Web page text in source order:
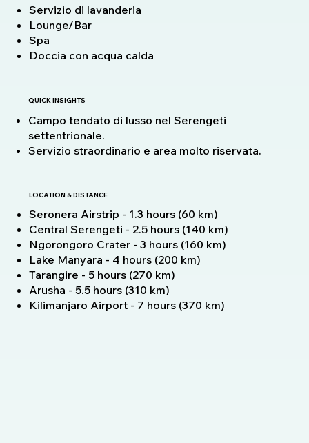
Servizio di lavanderia
Lounge/Bar
Spa
Doccia con acqua calda
QUICK INSIGHTS
Campo tendato di lusso nel Serengeti
settentrionale.
Servizio straordinario e area molto riservata.
LOCATION & DISTANCE
Seronera Airstrip - 1.3 hours (60 km)
Central Serengeti - 2.5 hours (140 km)
Ngorongoro Crater - 3 hours (160 km)
Lake Manyara - 4 hours (200 km)
Tarangire - 5 hours (270 km)
Arusha - 5.5 hours (310 km)
Kilimanjaro Airport - 7 hours (370 km)